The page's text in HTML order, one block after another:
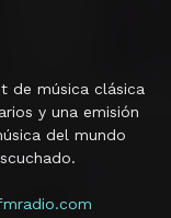
de música clásica
y una emisión
del mundo